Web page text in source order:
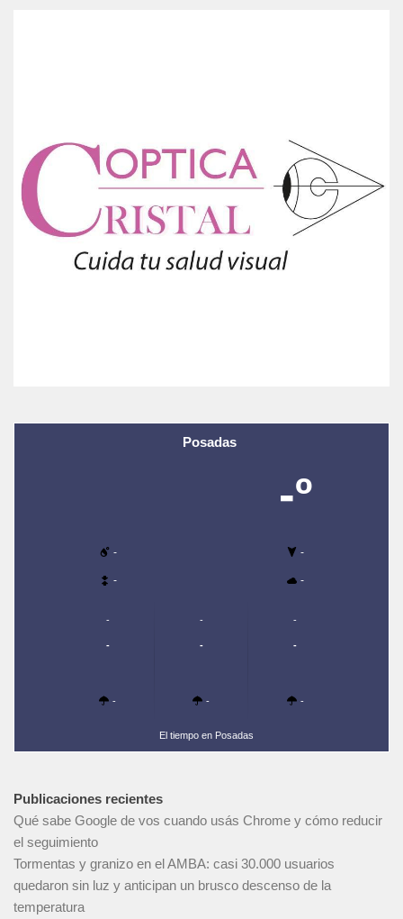
Posadas
-º
- -
- -
-
-
-
-
-
-
-
-
-
El tiempo en Posadas
Publicaciones recientes
Qué sabe Google de vos cuando usás Chrome y cómo reducir
el seguimiento
Tormentas y granizo en el AMBA: casi 30.000 usuarios
quedaron sin luz y anticipan un brusco descenso de la
temperatura